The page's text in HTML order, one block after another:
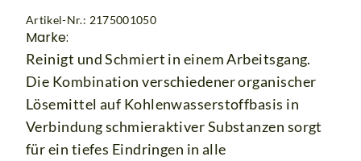
Artikel-Nr.: 2175001050
Marke:
Reinigt und Schmiert in einem Arbeitsgang.
Die Kombination verschiedener organischer
Lösemittel auf Kohlenwasserstoffbasis in
Verbindung schmieraktiver Substanzen sorgt
für ein tiefes Eindringen in alle